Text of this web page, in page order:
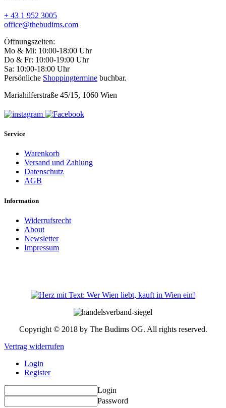
+ 43 1 952 3005
office@thebudims.com
Öffnungszeiten:
Mo & Mi: 10:00-18:00 Uhr
Do & Fr: 10:00-19:00 Uhr
Sa: 10:00-18:00 Uhr
Persönliche Shoppingtermine buchbar.
Mariahilferstraße 45/15, 1060 Wien
Service
Warenkorb
Versand und Zahlung
Datenschutz
AGB
Information
Widerrufsrecht
About
Newsletter
Impressum
Copyright © 2018 by The Budims OG. All rights reserved.
Vertrag widerrufen
Login
Register
Login
Password